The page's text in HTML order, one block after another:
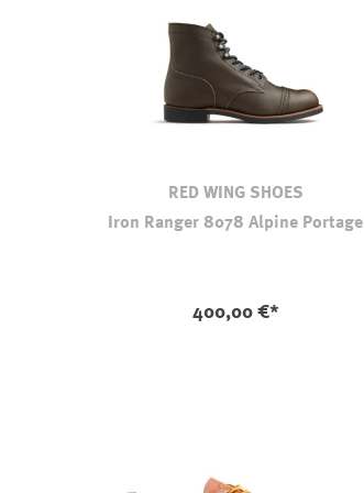
RED WING SHOES
Iron Ranger 8078 Alpine Portage
400,00 €*